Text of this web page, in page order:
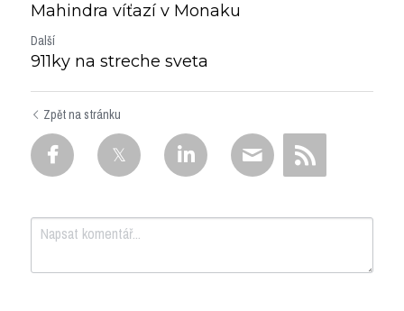
Mahindra víťazí v Monaku
Další
911ky na streche sveta
Zpět na stránku